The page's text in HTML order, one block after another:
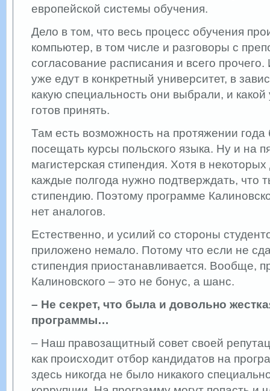
европейской системы обучения.
Дело в том, что весь процесс обучения
компьютер, в том числе и разговоры с
согласование расписания и всего
уже едут в конкретный университет, в
какую специальность они выбрали, и какой
готов принять.
Там есть возможность на протяжении года
посещать курсы польского языка. Ну и на
магистерская стипендия. Хотя в
каждые полгода нужно подтверждать, что
стипендию. Поэтому программе
нет аналогов.
Естественно, и усилий со стороны
приложено немало. Потому что если не
стипендия приостанавливается. Вообще,
Калиновского – это не бонус, а шанс.
– Не секрет, что была и довольно
программы…
– Наш правозащитный совет своей
как происходит отбор кандидатов на
здесь никогда не было никакого